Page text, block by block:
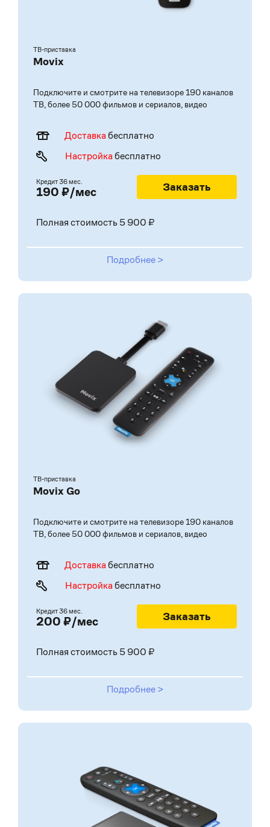
ТВ-приставка
Movix
Подключите и смотрите на телевизоре 190 каналов
ТВ, более 50 000 фильмов и сериалов, видео
Доставкабесплатно
Настройкабесплатно
Кредит 36 мес.
190 ₽/мес Заказать
Полная стоимость 5 900 ₽
Подробнее >
ТВ-приставка
Movix Go
Подключите и смотрите на телевизоре 190 каналов
ТВ, более 50 000 фильмов и сериалов, видео
Доставкабесплатно
Настройкабесплатно
Кредит36 мес.
200 ₽/мес Заказать
Полная стоимость 5 900 ₽
Подробнее >